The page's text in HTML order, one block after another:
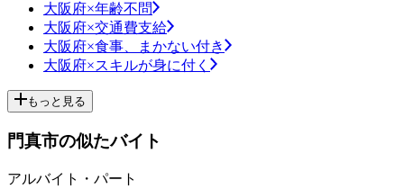
大阪府×年齢不問
大阪府×交通費支給
大阪府×食事、まかない付き
大阪府×スキルが身に付く
もっと見る
門真市の似たバイト
アルバイト・パート